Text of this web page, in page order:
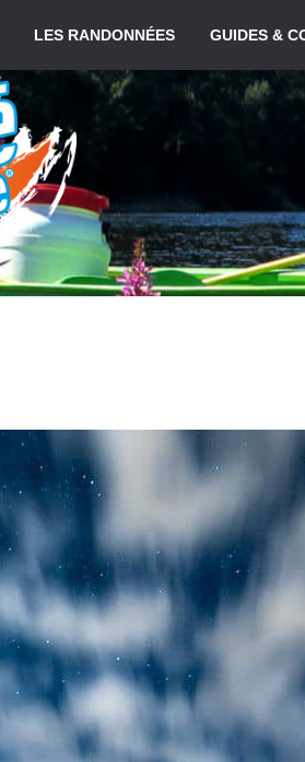
LES RANDONNÉES GUIDES &